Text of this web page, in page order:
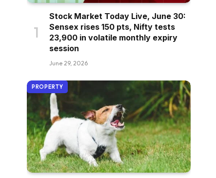
Stock Market Today Live, June 30:
Sensex rises 150 pts, Nifty tests
23,900 in volatile monthly expiry
session
June 29, 2026
PROPERTY